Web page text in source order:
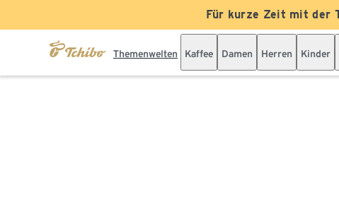
Für kurze Zeit mit der
Themenwelten Kaffee Damen Herren Kinder